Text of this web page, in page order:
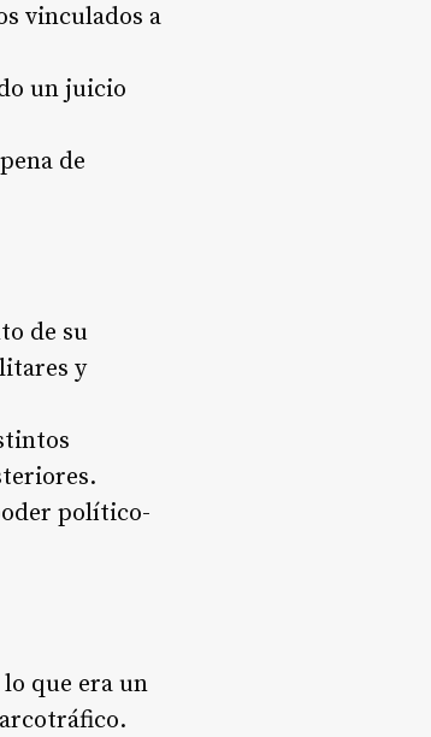
vinculados a
un juicio
de
de su
y
político-
que era un